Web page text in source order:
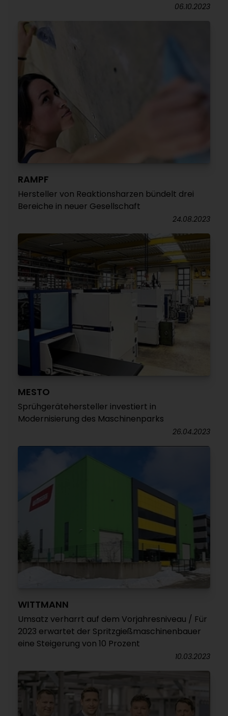
06.10.2023
RAMPF
Hersteller von Reaktionsharzen bündelt drei
Bereiche in neuer Gesellschaft
24.08.2023
MESTO
Sprühgerätehersteller investiert in
Modernisierung des Maschinenparks
26.04.2023
WITTMANN
Umsatz verharrt auf dem Vorjahresniveau / Für
2023 erwartet der Spritzgießmaschinenbauer
eine Steigerung von 10 Prozent
10.03.2023